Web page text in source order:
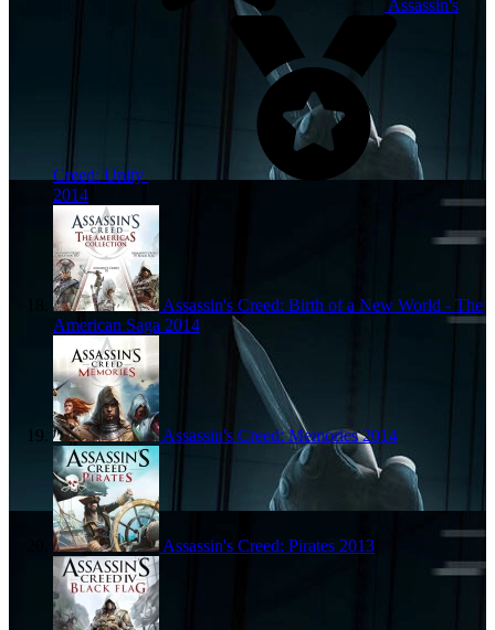
Assassin's
Creed: Unity
2014
Assassin's Creed: Birth of a New World - The
American Saga 2014
Assassin's Creed: Memories2014
Assassin's Creed: Pirates 2013